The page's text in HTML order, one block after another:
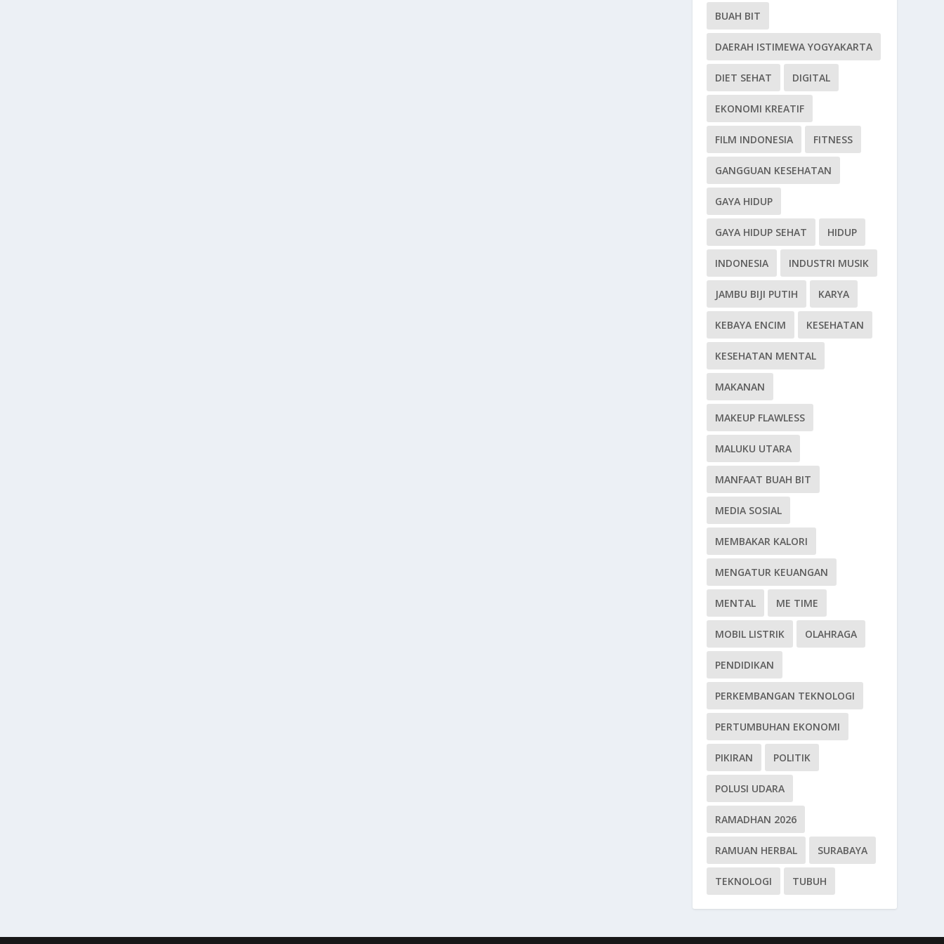
BUAH BIT
DAERAH ISTIMEWA YOGYAKARTA
DIET SEHAT DIGITAL
EKONOMI KREATIF
FILM INDONESIA FITNESS
GANGGUAN KESEHATAN
GAYA HIDUP
GAYA HIDUP SEHAT HIDUP
INDONESIA INDUSTRI MUSIK
JAMBU BIJI PUTIH KARYA
KEBAYA ENCIM KESEHATAN
KESEHATAN MENTAL
MAKANAN
MAKEUP FLAWLESS
MALUKU UTARA
MANFAAT BUAH BIT
MEDIA SOSIAL
MEMBAKAR KALORI
MENGATUR KEUANGAN
MENTAL ME TIME
MOBIL LISTRIK OLAHRAGA
PENDIDIKAN
PERKEMBANGAN TEKNOLOGI
PERTUMBUHAN EKONOMI
PIKIRAN POLITIK
POLUSI UDARA
RAMADHAN 2026
RAMUAN HERBAL SURABAYA
TEKNOLOGI TUBUH